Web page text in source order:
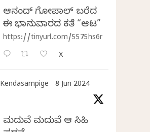
ಆನಂದ್‌ ಗೋಪಾಲ್‌ ಬರೆದ
ಈ ಭಾನುವಾರದ ಕತೆ “ಆಟ”
https://tinyurl.com/5575hs6r
X
Kendasampige 8 Jun 2024
ಮದುವೆ ಮದುವೆ ಆ ಸಿಹಿ